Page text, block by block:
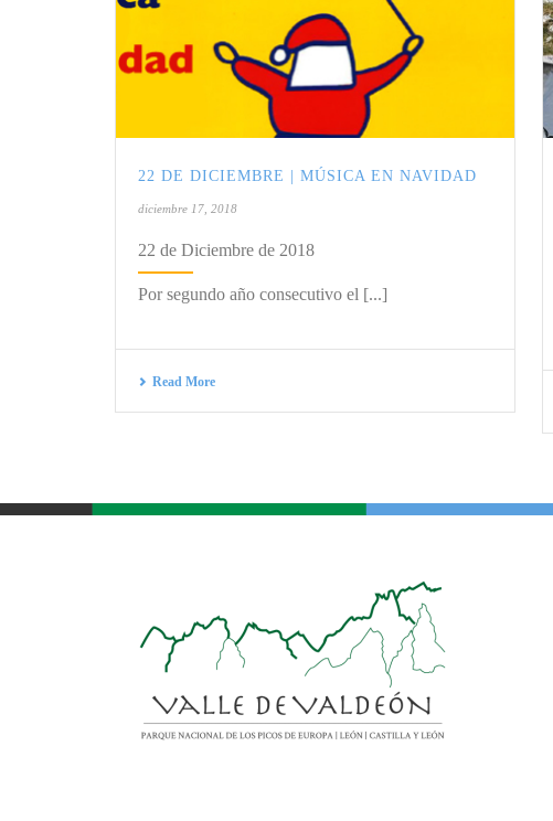
22 DE DICIEMBRE | MÚSICA EN NAVIDAD
diciembre 17, 2018
22 de Diciembre de 2018
Por segundo año consecutivo el [...]
Read More